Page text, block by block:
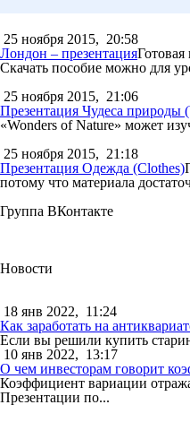
25 ноября 2015, 20:58
Лондон – презентация
Скачать пособие можно для
25 ноября 2015, 21:06
Презентация Чудеса природы
«Wonders of Nature» может
25 ноября 2015, 21:18
Презентация Одежда (Clothes)
потому что материала
Группа ВКонтакте
Новости
18 янв 2022, 11:24
Как заработать на
Если вы решили купить
10 янв 2022, 13:17
О чем инвесторам говорит
Коэффициент вариации
Презентации по...